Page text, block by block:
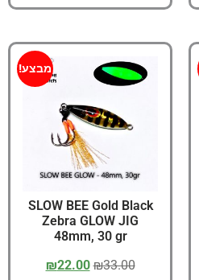
מבצע!
SLOW BEE Gold Black
Zebra GLOW JIG
48mm, 30 gr
₪33.00
₪22.00